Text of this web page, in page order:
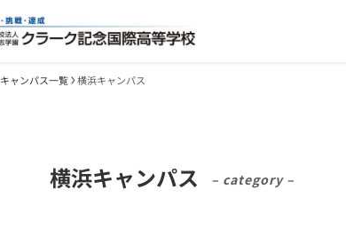
キャンパス一覧 横浜キャンパス
横浜キャンパス – category –